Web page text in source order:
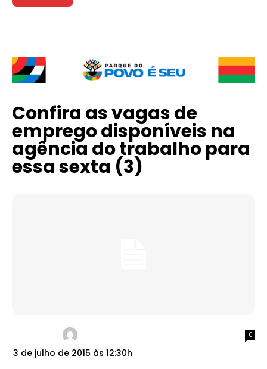
Confira as vagas de
emprego disponíveis na
agência do trabalho para
essa sexta (3)
3 de julho de 2015 às 12:30h
0